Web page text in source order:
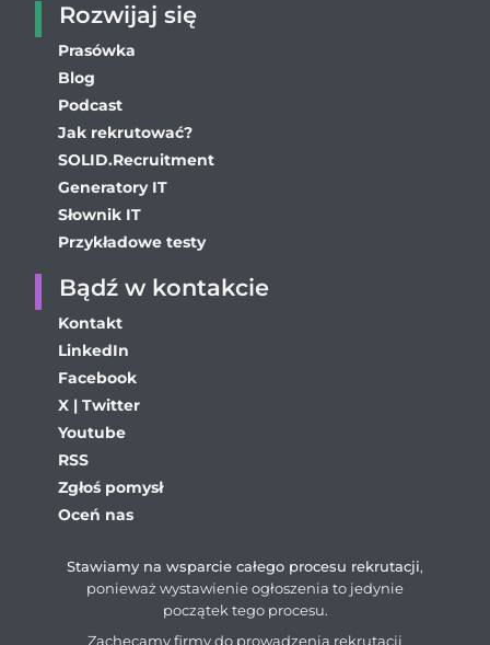
Rozwijaj się
Prasówka
Blog
Podcast
Jak rekrutować?
SOLID.Recruitment
Generatory IT
Słownik IT
Przykładowe testy
Bądź w kontakcie
Kontakt
LinkedIn
Facebook
X | Twitter
Youtube
RSS
Zgłoś pomysł
Oceń nas
Stawiamy na wsparcie całego procesu rekrutacji,
ponieważ wystawienie ogłoszenia to jedynie
początek tego procesu.
Zachęcamy firmy do prowadzenia rekrutacji